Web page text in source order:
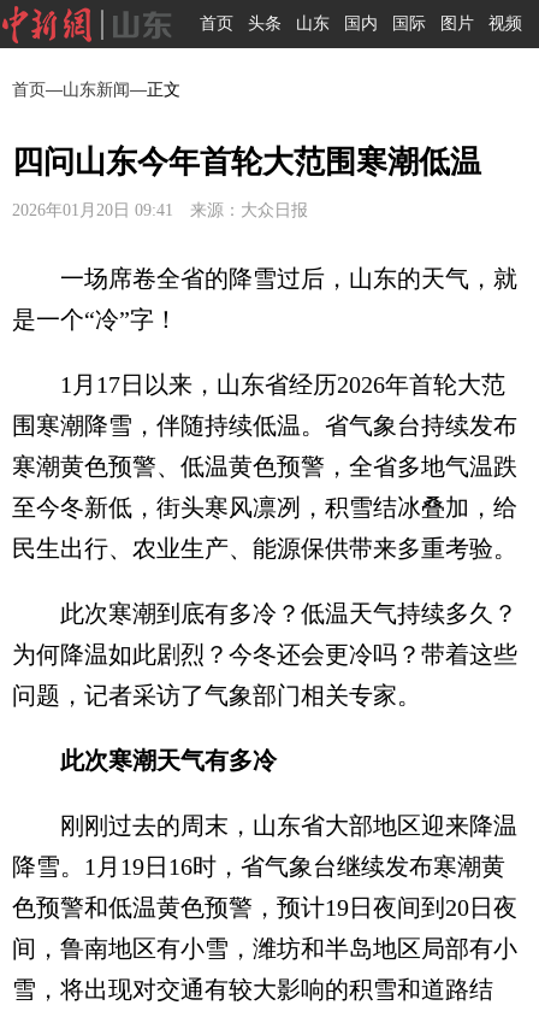
首页 头条 山东 国内 国际 图片 视频
首页—山东新闻—正文
四问山东今年首轮大范围寒潮低温
2026年01月20日 09:41 来源：大众日报
一场席卷全省的降雪过后，山东的天气，就
是一个“冷”字！
1月17日以来，山东省经历2026年首轮大范
围寒潮降雪，伴随持续低温。省气象台持续发布
寒潮黄色预警、低温黄色预警，全省多地气温跌
至今冬新低，街头寒风凛冽，积雪结冰叠加，给
民生出行、农业生产、能源保供带来多重考验。
此次寒潮到底有多冷？低温天气持续多久？
为何降温如此剧烈？今冬还会更冷吗？带着这些
问题，记者采访了气象部门相关专家。
此次寒潮天气有多冷
刚刚过去的周末，山东省大部地区迎来降温
降雪。1月19日16时，省气象台继续发布寒潮黄
色预警和低温黄色预警，预计19日夜间到20日夜
间，鲁南地区有小雪，潍坊和半岛地区局部有小
雪，将出现对交通有较大影响的积雪和道路结